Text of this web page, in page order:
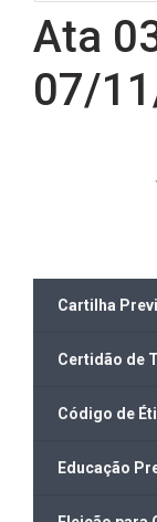
Ata
07/
Cartilha
Certidão de
Código de
Educação